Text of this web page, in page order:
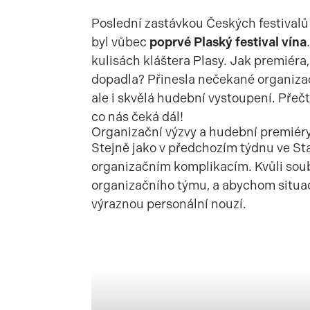
Poslední zastávkou Českých
byl vůbec poprvé Plaský festival vína
kulisách kláštera Plasy. Jak
dopadla? Přinesla nečekané
ale i skvělá hudební vystoupení.
co nás čeká dál!
Organizační výzvy a hudební
Stejně jako v předchozím týdnu ve
organizačním komplikacím. Kvůli
organizačního týmu, a abychom
výraznou personální nouzí.